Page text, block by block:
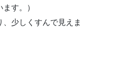
す。）
少しくすんで見えま